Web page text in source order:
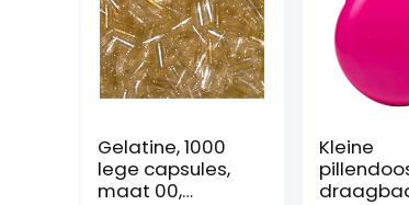
Gelatine, 1000
lege capsules,
maat 00,
Kleine